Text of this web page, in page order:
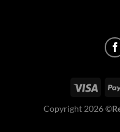
Copyright 2026 ©